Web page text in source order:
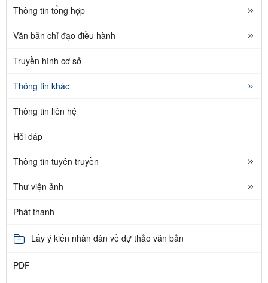
Thông tin tổng hợp
Văn bản chỉ đạo điều hành
Truyền hình cơ sở
Thông tin khác
Thông tin liên hệ
Hỏi đáp
Thông tin tuyên truyền
Thư viện ảnh
Phát thanh
Lấy ý kiến nhân dân về dự thảo văn bản
PDF